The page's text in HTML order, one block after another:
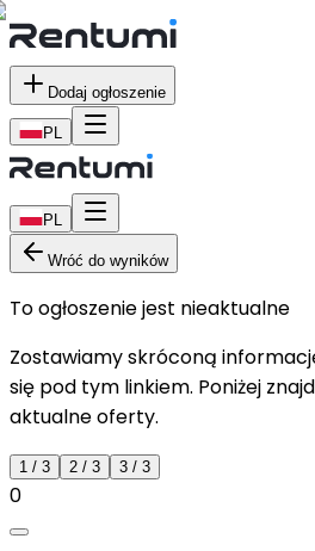
Dodaj ogłoszenie
PL
PL
Wróć do wyników
To ogłoszenie jest nieaktualne
Zostawiamy skróconą
się pod tym linkiem. Poniżej
aktualne oferty.
1 / 3 2 / 3 3 / 3
0